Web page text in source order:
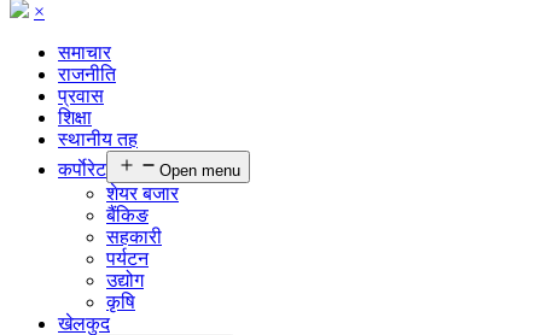
×
समाचार
राजनीति
प्रवास
शिक्षा
स्थानीय तह
कर्पाेरेट
Open menu
शेयर बजार
बैंकिङ
सहकारी
पर्यटन
उद्योग
कृषि
खेलकुद